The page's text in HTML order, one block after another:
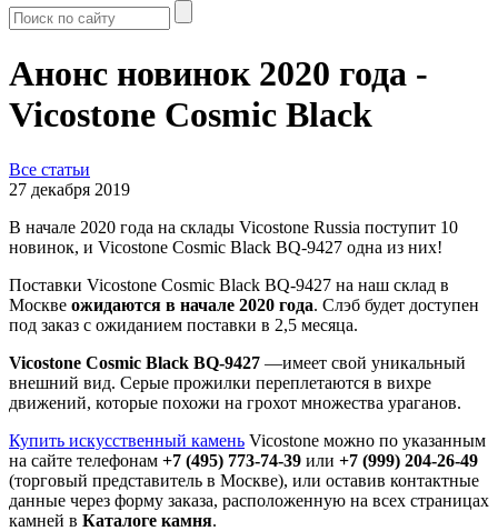
Анонс новинок 2020 года -
Vicostone Cosmic Black
Все статьи
27 декабря 2019
В начале 2020 года на склады Vicostone Russia поступит 10
новинок, и Vicostone Cosmic Black BQ-9427 одна из них!
Поставки Vicostone Cosmic Black BQ-9427 на наш склад в
Москве ожидаются в начале 2020 года. Слэб будет доступен
под заказ с ожиданием поставки в 2,5 месяца.
Vicostone Cosmic Black BQ-9427 —имеет свой уникальный
внешний вид. Серые прожилки переплетаются в вихре
движений, которые похожи на грохот множества ураганов.
Купить искусственный камень Vicostone можно по указанным
на сайте телефонам +7 (495) 773-74-39 или +7 (999) 204-26-49
(торговый представитель в Москве), или оставив контактные
данные через форму заказа, расположенную на всех страницах
камней в Каталоге камня.